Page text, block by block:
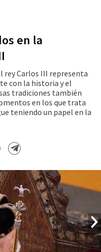
en la
rey Carlos III representa
con la historia y el
tradiciones también
en los que trata
teniendo un papel en la